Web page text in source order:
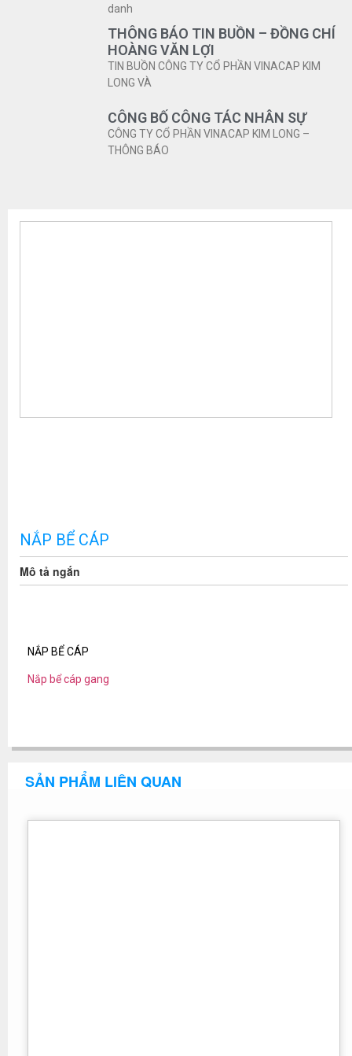
danh
THÔNG BÁO TIN BUỒN – ĐỒNG CHÍ
HOÀNG VĂN LỢI
TIN BUỒN CÔNG TY CỔ PHẦN VINACAP KIM
LONG VÀ
CÔNG BỐ CÔNG TÁC NHÂN SỰ
CÔNG TY CỔ PHẦN VINACAP KIM LONG –
THÔNG BÁO
NẮP BỂ CÁP
Mô tả ngắn
NẮP BỂ CÁP
Nắp bể cáp gang
SẢN PHẨM LIÊN QUAN